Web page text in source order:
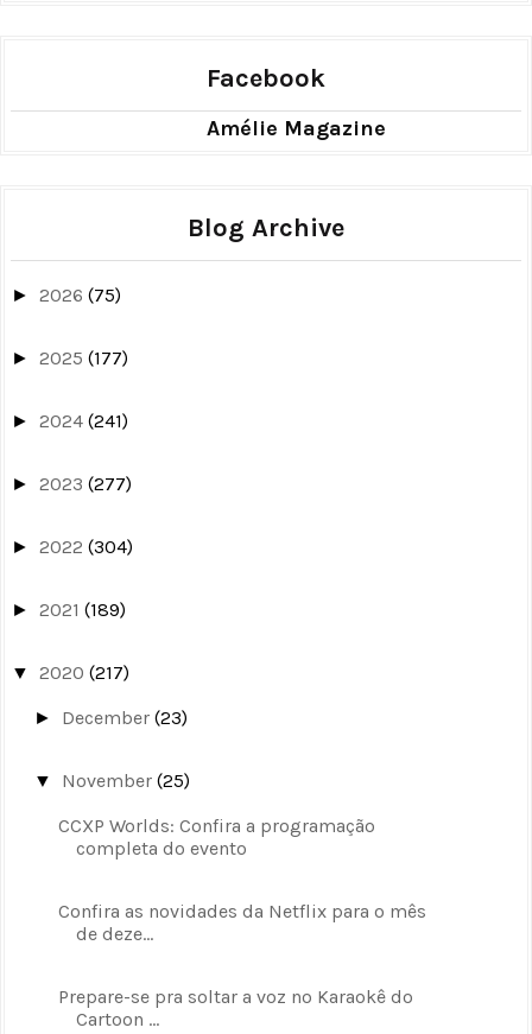
Facebook
Amélie Magazine
Blog Archive
► 2026 (75)
► 2025 (177)
► 2024 (241)
► 2023 (277)
► 2022 (304)
► 2021 (189)
▼ 2020 (217)
► December(23)
▼ November(25)
CCXP Worlds: Confira a programação
completa do evento
Confira as novidades da Netflix para o mês
de deze...
Prepare-se pra soltar a voz no Karaokê do
Cartoon ...